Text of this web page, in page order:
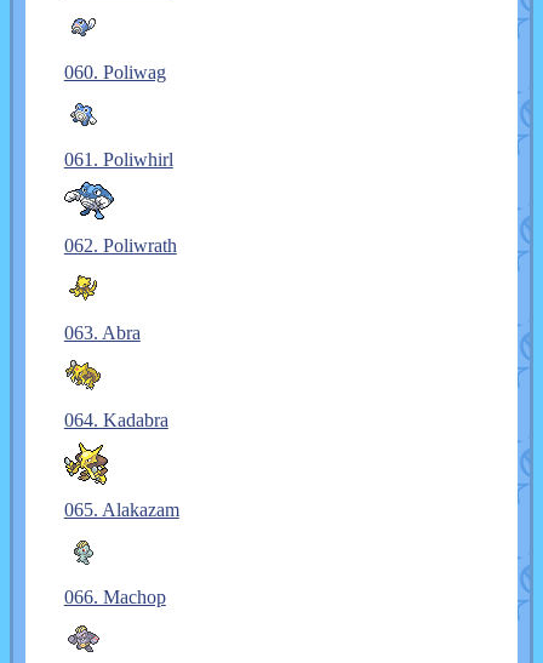
060. Poliwag
061. Poliwhirl
062. Poliwrath
063. Abra
064. Kadabra
065. Alakazam
066. Machop